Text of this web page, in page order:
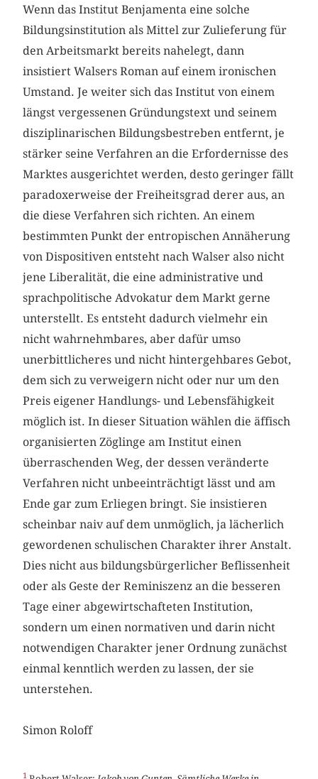
Wenn das Institut Benjamenta eine solche
Bildungsinstitution als Mittel zur Zulieferung für
den Arbeitsmarkt bereits nahelegt, dann
insistiert Walsers Roman auf einem ironischen
Umstand. Je weiter sich das Institut von einem
längst vergessenen Gründungstext und seinem
disziplinarischen Bildungsbestreben entfernt, je
stärker seine Verfahren an die Erfordernisse des
Marktes ausgerichtet werden, desto geringer fällt
paradoxerweise der Freiheitsgrad derer aus, an
die diese Verfahren sich richten. An einem
bestimmten Punkt der entropischen Annäherung
von Dispositiven entsteht nach Walser also nicht
jene Liberalität, die eine administrative und
sprachpolitische Advokatur dem Markt gerne
unterstellt. Es entsteht dadurch vielmehr ein
nicht wahrnehmbares, aber dafür umso
unerbittlicheres und nicht hintergehbares Gebot,
dem sich zu verweigern nicht oder nur um den
Preis eigener Handlungs- und Lebensfähigkeit
möglich ist. In dieser Situation wählen die äffisch
organisierten Zöglinge am Institut einen
überraschenden Weg, der dessen veränderte
Verfahren nicht unbeeinträchtigt lässt und am
Ende gar zum Erliegen bringt. Sie insistieren
scheinbar naiv auf dem unmöglich, ja lächerlich
gewordenen schulischen Charakter ihrer Anstalt.
Dies nicht aus bildungsbürgerlicher Beflissenheit
oder als Geste der Reminiszenz an die besseren
Tage einer abgewirtschafteten Institution,
sondern um einen normativen und darin nicht
notwendigen Charakter jener Ordnung zunächst
einmal kenntlich werden zu lassen, der sie
unterstehen.
Simon Roloff
1